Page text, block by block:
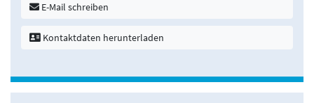
E-Mail schreiben
Kontaktdaten herunterladen